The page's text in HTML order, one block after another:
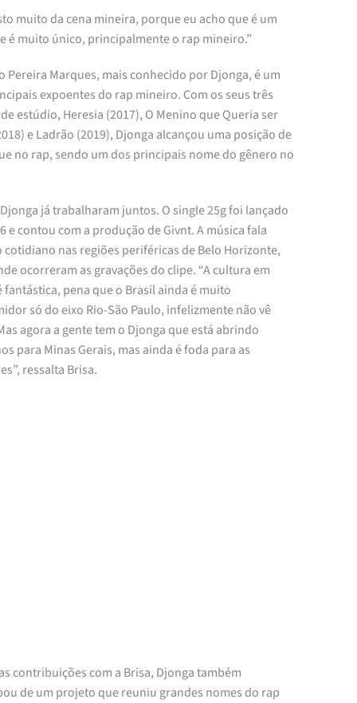
muito da cena mineira, porque eu acho que é um
é muito único, principalmente o rap mineiro.”
Pereira Marques, mais conhecido por Djonga, é um
expoentes do rap mineiro. Com os seus três
estúdio, Heresia (2017), O Menino que Queria ser
e Ladrão (2019), Djonga alcançou uma posição de
no rap, sendo um dos principais nome do gênero no
já trabalharam juntos. O single 25g foi lançado
e contou com a produção de Givnt. A música fala
cotidiano nas regiões periféricas de Belo Horizonte,
ocorreram as gravações do clipe. “A cultura em
fantástica, pena que o Brasil ainda é muito
só do eixo Rio-São Paulo, infelizmente não vê
agora a gente tem o Djonga que está abrindo
para Minas Gerais, mas ainda é foda para as
ressalta Brisa.
contribuições com a Brisa, Djonga também
de um projeto que reuniu grandes nomes do rap